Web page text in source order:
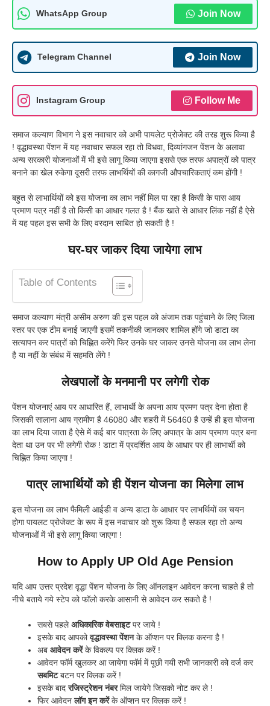
WhatsApp Group Join Now
Telegram Channel Join Now
Instagram Group Follow Me
समाज कल्याण विभाग ने इस नवाचार को अभी पायलेट प्रोजेक्ट की तरह शुरू किया है
! वृद्धावस्था पेंशन में यह नवाचार सफल रहा तो विधवा, दिव्यांगजन पेंशन के अलावा
अन्य सरकारी योजनाओं में भी इसे लागू किया जाएगा इससे एक तरफ अपात्रों को पात्र
बनाने का खेल रुकेगा दूसरी तरफ लाभर्थियों की कागजी औपचारिकताएं कम होंगी !
बहुत से लाभार्थियों को इस योजना का लाभ नहीं मिल पा रहा है किसी के पास आय
प्रमाण पत्र नहीं है तो किसी का आधार गलत है ! बैंक खाते से आधार लिंक नहीं है ऐसे
में यह पहल इस सभी के लिए वरदान साबित हो सकती है !
घर-घर जाकर दिया जायेगा लाभ
Table of Contents
समाज कल्याण मंत्री असीम अरुण की इस पहल को अंजाम तक पहुंचाने के लिए जिला
स्तर पर एक टीम बनाई जाएगी इसमें तकनीकी जानकार शामिल होंगे जो डाटा का
सत्यापन कर पात्रों को चिह्नित करेंगे फिर उनके घर जाकर उनसे योजना का लाभ लेना
है या नहीं के संबंध में सहमति लेंगे !
लेखपालों के मनमानी पर लगेगी रोक
पेंशन योजनाएं आय पर आधारित हैं, लाभार्थी के अपना आय प्रमण पत्र देना होता है
जिसकी सालाना आय ग्रामीण है 46080 और शहरी में 56460 है उन्हें ही इस योजना
का लाभ दिया जाता है ऐसे में कई बार पात्रता के लिए अपात्र के आय प्रमाण पत्र बना
देता था उन पर भी लगेगी रोक ! डाटा में प्रदर्शित आय के आधार पर ही लाभार्थी को
चिह्नित किया जाएगा !
पात्र लाभार्थियों को ही पेंशन योजना का मिलेगा लाभ
इस योजना का लाभ फैमिली आईडी व अन्य डाटा के आधार पर लाभर्थियों का चयन
होगा पायलट प्रोजेक्ट के रूप में इस नवाचार को शुरू किया है सफल रहा तो अन्य
योजनाओं में भी इसे लागू किया जाएगा !
How to Apply UP Old Age Pension
यदि आप उत्तर प्रदेश वृद्धा पेंशन योजना के लिए ऑनलाइन आवेदन करना चाहते है तो
नीचे बताये गये स्टेप को फॉलो करके आसानी से आवेदन कर सकते है !
सबसे पहलेअधिकारिक वेबसाइटपर जाये !
इसके बाद आपकोवृद्धावस्था पेंशनके ऑप्शन पर क्लिक करना है !
अब आवेदन करेंके विकल्प पर क्लिक करें !
आवेदन फॉर्म खुलकर आ जायेगा फॉर्म में पूछी गयी सभी जानकारी को दर्ज कर
सबमिटबटन पर क्लिक करें !
इसके बादरजिस्ट्रेशन नंबरमिल जायेगे जिसको नोट कर ले !
फिर आवेदनलॉग इन करेंके ऑप्शन पर क्लिक करें !